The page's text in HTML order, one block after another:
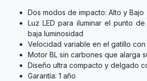
Dos modos de impacto: Alto y Bajo
Luz LED para iluminar el punto
baja luminosidad
Velocidad variable en el gatillo
Motor BL sin carbones que alarga
Diseño ultra compacto y delgado
Garantía: 1 año